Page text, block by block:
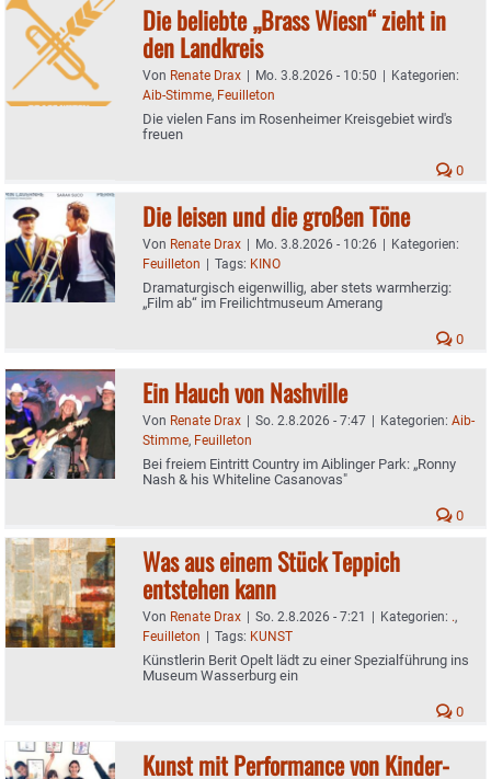
Die beliebte „Brass Wiesn“ zieht in
den Landkreis
Von Renate Drax | Mo. 3.8.2026 - 10:50 | Kategorien:
Aib-Stimme, Feuilleton
Die vielen Fans im Rosenheimer Kreisgebiet wird's
freuen
0
Die leisen und die großen Töne
Von Renate Drax | Mo. 3.8.2026 - 10:26 | Kategorien:
Feuilleton | Tags: KINO
Dramaturgisch eigenwillig, aber stets warmherzig:
„Film ab“ im Freilichtmuseum Amerang
0
Ein Hauch von Nashville
Von Renate Drax | So. 2.8.2026 - 7:47 | Kategorien: Aib-
Stimme, Feuilleton
Bei freiem Eintritt Country im Aiblinger Park: „Ronny
Nash & his Whiteline Casanovas"
0
Was aus einem Stück Teppich
entstehen kann
Von Renate Drax | So. 2.8.2026 - 7:21 | Kategorien: .,
Feuilleton | Tags: KUNST
Künstlerin Berit Opelt lädt zu einer Spezialführung ins
Museum Wasserburg ein
0
Kunst mit Performance von Kinder-